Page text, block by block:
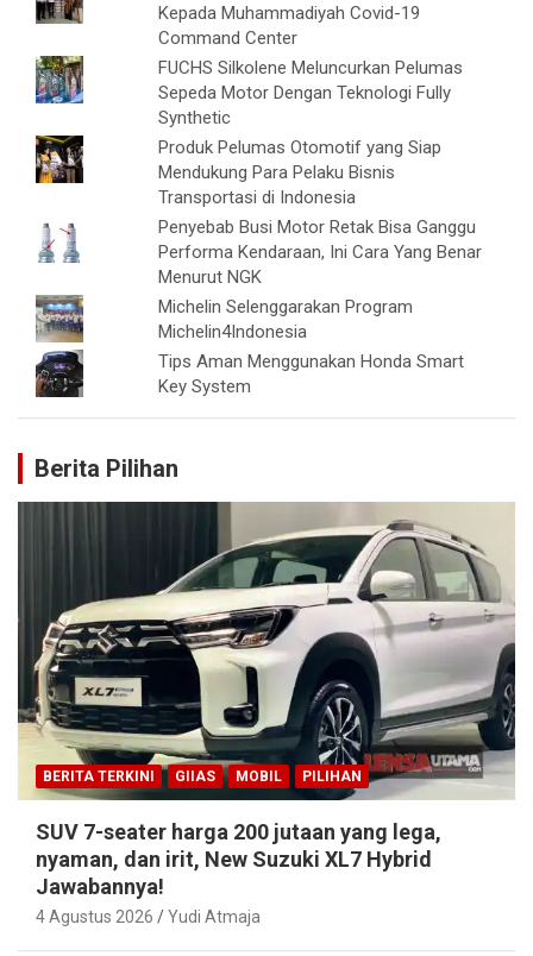
Kepada Muhammadiyah Covid-19
Command Center
FUCHS Silkolene Meluncurkan Pelumas
Sepeda Motor Dengan Teknologi Fully
Synthetic
Produk Pelumas Otomotif yang Siap
Mendukung Para Pelaku Bisnis
Transportasi di Indonesia
Penyebab Busi Motor Retak Bisa Ganggu
Performa Kendaraan, Ini Cara Yang Benar
Menurut NGK
Michelin Selenggarakan Program
Michelin4Indonesia
Tips Aman Menggunakan Honda Smart
Key System
Berita Pilihan
BERITA TERKINI GIIAS MOBIL PILIHAN
SUV 7-seater harga 200 jutaan yang lega,
nyaman, dan irit, New Suzuki XL7 Hybrid
Jawabannya!
4 Agustus 2026 Yudi Atmaja